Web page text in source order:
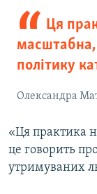
Ця
масштабна,
політику
Олександра
«Ця практика
це говорить
утримуваних